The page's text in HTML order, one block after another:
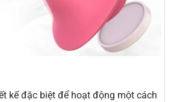
kế đặc biệt để hoạt động một cách